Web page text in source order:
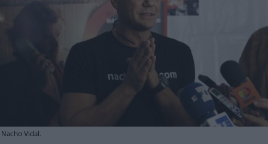
Nacho Vidal.